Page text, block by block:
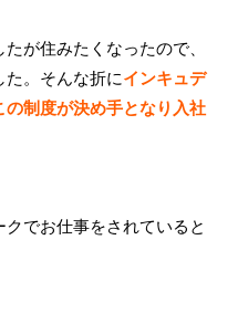
が住みたくなったので、
た。そんな折にインキュデ
制度が決め手となり入社
でお仕事をされていると